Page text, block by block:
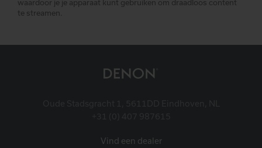
waardoor je je apparaat kunt gebruiken om draadloos content
te streamen.
Vind een dealer